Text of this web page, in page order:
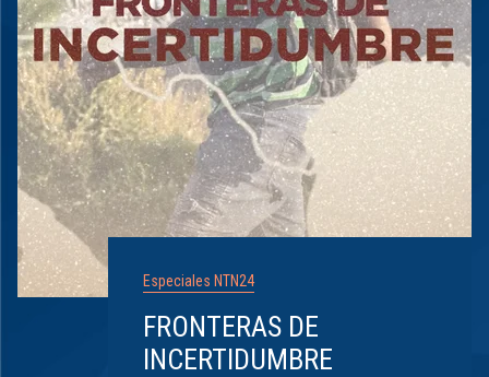
Especiales NTN24
FRONTERAS DE
INCERTIDUMBRE